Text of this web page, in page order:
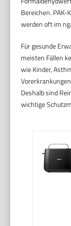
Bereichen.
werden oft im
Für gesunde
meisten Fällen
wie Kinder,
Deshalb sind
wichtige